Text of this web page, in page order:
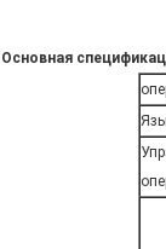
Основная